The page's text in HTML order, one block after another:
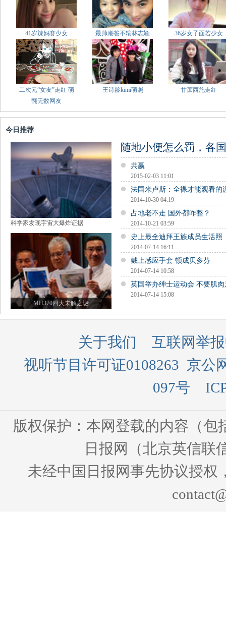
41岁辣妈赛少女 最帅潮爸不输林志颖 36岁女子面若少女
二次元“女友”走红 萌
翻无数网友
王诗龄kimi萌照 甘蔗西施走红
今日推荐
科学家发现宇宙大爆炸证据
MH370四大未解之谜
随地小便怎么罚，各
共赢
2015-02-03 11:01
法国米卢斯：全裸才能观看的
2014-10-30 04:19
占地老不走 国外都咋整？
2014-10-21 03:59
史上最全迪拜王族成员生活照
2014-07-14 16:11
戴上感应手套 顿成贝多芬
2014-07-14 10:58
英国举办绅士运动会 不要肌
2014-07-14 15:08
关于我们
互联网举
视听节目许可证0108263 京公
097号
版权保护：本网登载的内容（
日报网（北京英信联
未经中国日报网事先协议授权